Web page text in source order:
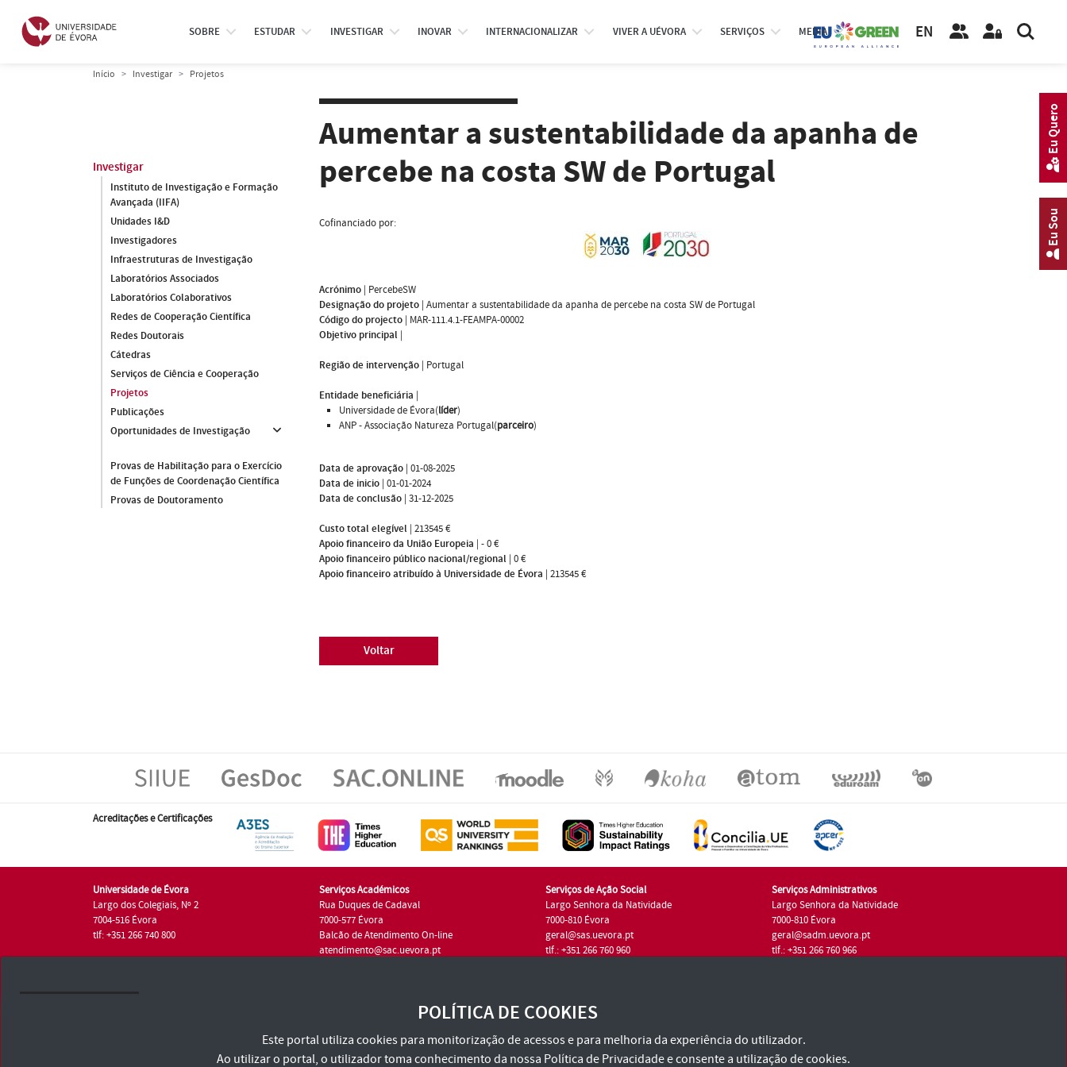
SOBRE ESTUDAR INVESTIGAR INOVAR INTERNACIONALIZAR VIVER A UÉVORA SERVIÇOS MEDIA EN
Início Investigar Projetos
Investigar
Instituto de Investigação e Formação
Avançada (IIFA)
Unidades I&D
Investigadores
Infraestruturas de Investigação
Laboratórios Associados
Laboratórios Colaborativos
Redes de Cooperação Científica
Redes Doutorais
Cátedras
Serviços de Ciência e Cooperação
Projetos
Publicações
Oportunidades de Investigação
Provas de Habilitação para o Exercício
de Funções de Coordenação Científica
Provas de Doutoramento
Aumentar a sustentabilidade da apanha de
percebe na costa SW de Portugal
Cofinanciado por:
Acrónimo | PercebeSW
Designação do projeto | Aumentar a sustentabilidade da apanha de percebe na costa SW de Portugal
Código do projecto | MAR-111.4.1-FEAMPA-00002
Objetivo principal |
Região de intervenção | Portugal
Entidade beneficiária |
Universidade de Évora(líder)
ANP - Associação Natureza Portugal(parceiro)
Data de aprovação | 01-08-2025
Data de inicio | 01-01-2024
Data de conclusão | 31-12-2025
Custo total elegível | 213545 €
Apoio financeiro da União Europeia | - 0 €
Apoio financeiro público nacional/regional | 0 €
Apoio financeiro atribuído à Universidade de Évora | 213545 €
Voltar
Acreditações e Certificações
Universidade de Évora
Largo dos Colegiais, Nº 2
7004-516 Évora
tlf: +351 266 740 800
Serviços Académicos
Rua Duques de Cadaval
7000-577 Évora
Balcão de Atendimento On-line
atendimento@sac.uevora.pt
Serviços de Ação Social
Largo Senhora da Natividade
7000-810 Évora
geral@sas.uevora.pt
tlf.: +351 266 760 960
Serviços Administrativos
Largo Senhora da Natividade
7000-810 Évora
geral@sadm.uevora.pt
tlf.: +351 266 760 966
Consulte os Termos e Condições e Política de Privacidade
Eu Sou
Eu Quero
POLÍTICA DE COOKIES
Este portal utiliza cookies para monitorização de acessos e para melhoria da experiência do utilizador.
Ao utilizar o portal, o utilizador toma conhecimento da nossa Política de Privacidadee consente a utilização de cookies.